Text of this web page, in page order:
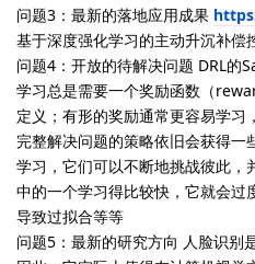
问题3：最新的落地应用成果
基于深度强化学习的主动升沉补偿
问题4：开放的待解决问题 DRL的
学习总是需要一个奖励函数（
定义；有形的奖励通常更容易学
完整解决问题的策略依旧会获得一
学习，它们可以不断地挑战彼此，
中的一个学习得比较快，它就会过
导致过拟合等等
问题5：最新的研究方向 人脸识别